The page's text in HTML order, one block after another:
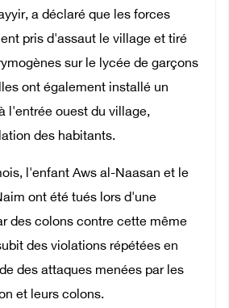
a déclaré que les forces
pris d'assaut le village et tiré
sur le lycée de garçons
ont également installé un
l'entrée ouest du village,
des habitants.
l'enfant Aws al-Naasan et le
ont été tués lors d'une
des colons contre cette même
des violations répétées en
des attaques menées par les
et leurs colons.